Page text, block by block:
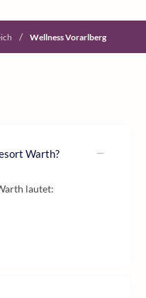
/ Wellness Vorarl­berg
Warth?
lautet: